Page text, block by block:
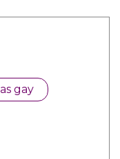
gay